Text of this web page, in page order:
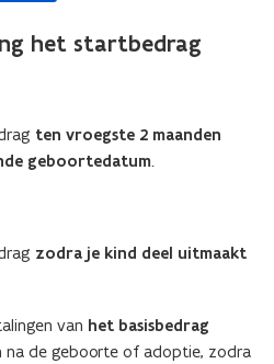
het startbedrag
ten vroegste 2 maanden
geboortedatum.
zodra je kind deel uitmaakt
van het basisbedrag
de geboorte of adoptie, zodra